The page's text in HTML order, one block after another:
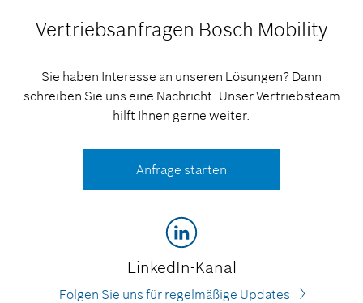
Vertriebsanfragen Bosch Mobility
Sie haben Interesse an unseren Lösungen? Dann
schreiben Sie uns eine Nachricht. Unser Vertriebsteam
hilft Ihnen gerne weiter.
Anfrage starten
LinkedIn-Kanal
Folgen Sie uns für regelmäßige Updates